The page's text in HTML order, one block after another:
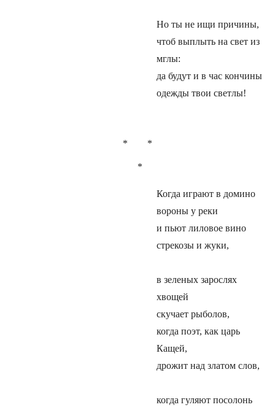
Но ты не ищи причины,
чтоб выплыть на свет из
мглы:
да будут и в час кончины
одежды твои светлы!
* *
*
Когда играют в домино
вороны у реки
и пьют лиловое вино
стрекозы и жуки,
в зеленых зарослях
хвощей
скучает рыболов,
когда поэт, как царь
Кащей,
дрожит над златом слов,
когда гуляют посолонь